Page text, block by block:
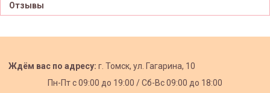
Отзывы
Ждём вас по адресу: г. Томск, ул. Гагарина, 10
Пн-Пт с09:00 до 19:00 /Сб-Вс 09:00 до 18:00